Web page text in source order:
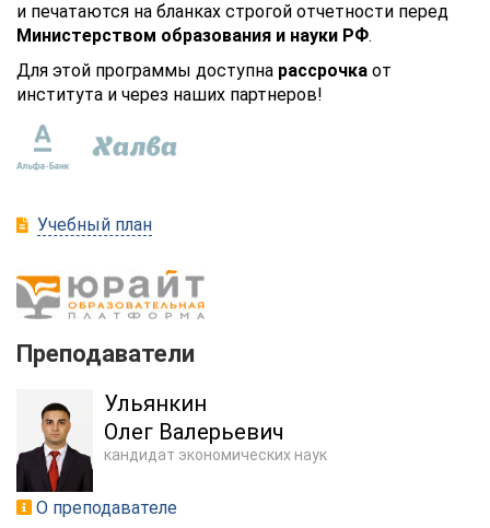
и печатаются на бланках строгой отчетности перед
Министерством образования и науки РФ.
Для этой программы доступна рассрочка от
института и через наших партнеров!
Учебный план
Преподаватели
Ульянкин
Олег Валерьевич
кандидат экономических наук
О преподавателе